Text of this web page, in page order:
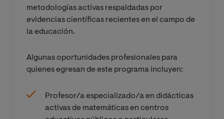
educativa y
STEM
metodologías activas respaldadas por
evidencias científicas recientes en el campo de
la educación.
Algunas oportunidades profesionales para
quienes egresan de este programa incluyen:
Profesor/a especializado/a en didácticas
activas de matemáticas en centros